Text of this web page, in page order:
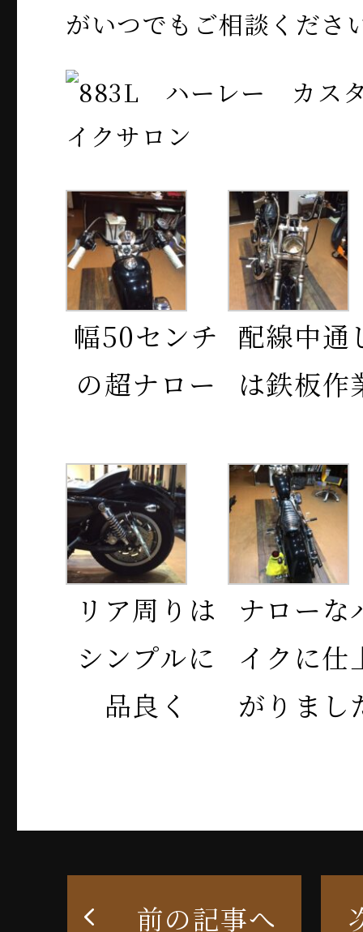
がいつでもご相談くださ
幅50センチ
の超ナロー
配線中通
は鉄板作
リア周りは
シンプルに
品良く
ナローな
イクに仕
がりまし
前の記事へ